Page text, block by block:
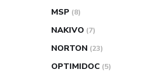
MSP (8)
NAKIVO (7)
NORTON (23)
OPTIMIDOC (5)